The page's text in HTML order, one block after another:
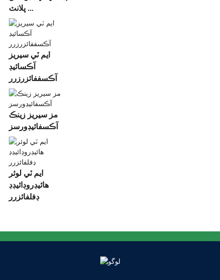
پلانٽ ...
ايم ٽي سيريز
آڪسائيڊ
آڪسففائزرزرر
مز سيريز زينڪ
آڪسفائيڊورسز
ايم ٽي لوئر
هائيڊروڊائيڊڊ
ڊفلفائزرر